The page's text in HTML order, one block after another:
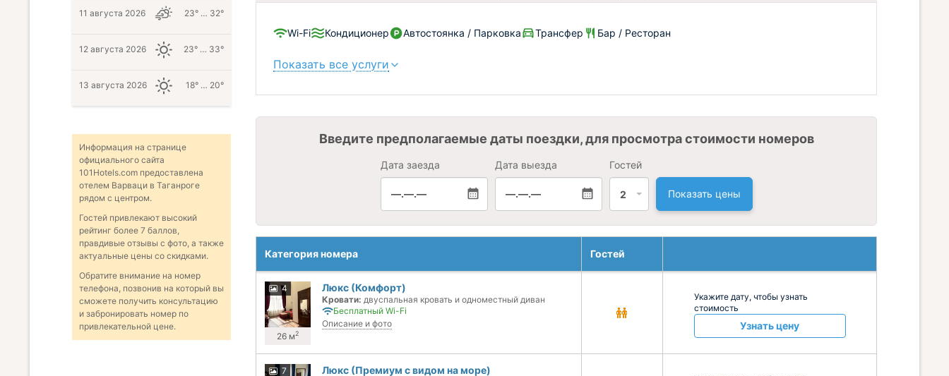
Wi-Fi Кондиционер Автостоянка / Парковка Трансфер Бар / Ресторан
Показать все услуги
Введите предполагаемые даты поездки, для просмотра стоимости номеров
Дата заезда
—.—.—
Дата выезда
—.—.—
Гостей
2 Показать цены
Категория номера Гостей
4
26 м2
Люкс (Комфорт)
Кровати: двуспальная кровать и одноместный диван
Бесплатный Wi-Fi
Описание и фото
Укажите дату, чтобы узнать
стоимость
Узнать цену
7 Люкс (Премиум с видом на море)
11 августа 2026 23° … 32°
12 августа 2026 23° … 33°
13 августа 2026 18° … 20°
Информация на странице
официального сайта
101Hotels.com предоставлена
отелем Варваци в Таганроге
рядом с центром.
Гостей привлекают высокий
рейтинг более 7 баллов,
правдивые отзывы с фото, а также
актуальные цены со скидками.
Обратите внимание на номер
телефона, позвонив на который вы
сможете получить консультацию
и забронировать номер по
привлекательной цене.